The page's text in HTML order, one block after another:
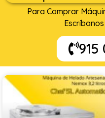
Para Comprar
915